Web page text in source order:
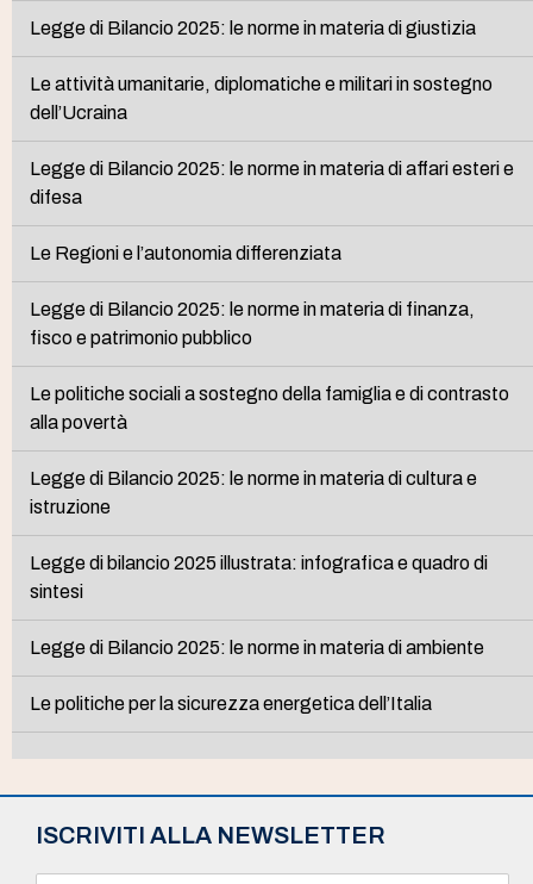
Legge di Bilancio 2025: le norme in materia di giustizia
Le attività umanitarie, diplomatiche e militari in sostegno
dell’Ucraina
Legge di Bilancio 2025: le norme in materia di affari esteri e
difesa
Le Regioni e l’autonomia differenziata
Legge di Bilancio 2025: le norme in materia di finanza,
fisco e patrimonio pubblico
Le politiche sociali a sostegno della famiglia e di contrasto
alla povertà
Legge di Bilancio 2025: le norme in materia di cultura e
istruzione
Legge di bilancio 2025 illustrata: infografica e quadro di
sintesi
Legge di Bilancio 2025: le norme in materia di ambiente
Le politiche per la sicurezza energetica dell’Italia
ISCRIVITI ALLA NEWSLETTER